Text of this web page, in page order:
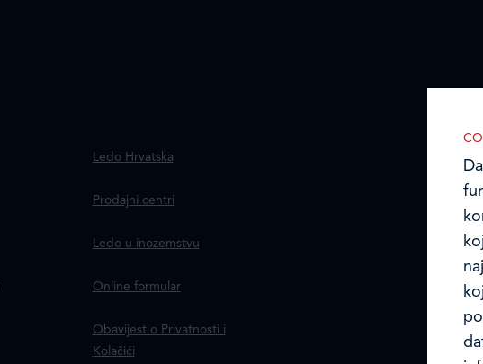
Ledo Hrvatska
Prodajni centri
Ledo u inozemstvu
Online formular
Obavijest o Privatnosti i
Kolačići